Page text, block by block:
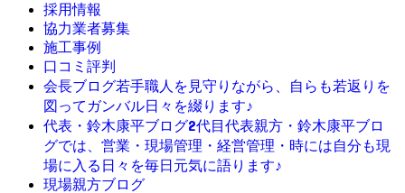
採用情報
協力業者募集
施工事例
口コミ評判
会長ブログ若手職人を見守りながら、自らも若返りを
図ってガンバル日々を綴ります♪
代表・鈴木康平ブログ2代目代表親方・鈴木康平ブロ
グでは、営業・現場管理・経営管理・時には自分も現
場に入る日々を毎日元気に語ります♪
現場親方ブログ